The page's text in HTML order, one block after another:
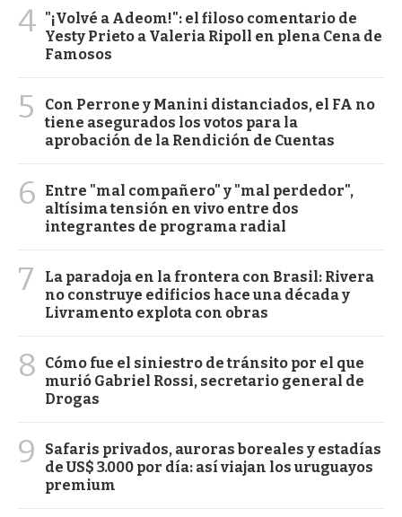
4 "¡Volvé a Adeom!": el filoso comentario de
Yesty Prieto a Valeria Ripoll en plena Cena de
Famosos
5
Con Perrone y Manini distanciados, el FA no
tiene asegurados los votos para la
aprobación de la Rendición de Cuentas
6
Entre "mal compañero" y "mal perdedor",
altísima tensión en vivo entre dos
integrantes de programa radial
7
La paradoja en la frontera con Brasil: Rivera
no construye edificios hace una década y
Livramento explota con obras
8
Cómo fue el siniestro de tránsito por el que
murió Gabriel Rossi, secretario general de
Drogas
9
Safaris privados, auroras boreales y estadías
de US$ 3.000 por día: así viajan los uruguayos
premium